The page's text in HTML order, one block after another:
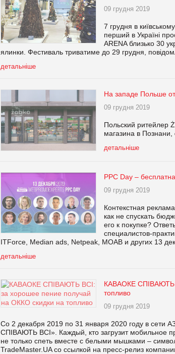
09 грудня 2019
7 грудня в
перший в Україні
ARENA близько 30
ялинки. Фестиваль триватиме до 29 грудня,
детальніше
На западе Польше
09 грудня 2019
Польский ритейлер
магазина в
детальніше
PPC Day –
09 грудня 2019
Контекстная
как не спускать
его к покупке?
специалистов-
ITForce, Median ads, Netpeak, MOAB и других 13
детальніше
КАВАОКЕ СПІВАЮТЬ
топливо
09 грудня 2019
Со 2 декабря 2019 по 31 января 2020 году в сети
СПІВАЮТЬ ВСІ». Каждый, кто загрузит мобильное
не только спеть вместе с белыми мышками –
TradeMaster.UA со ссылкой на пресс-релиз